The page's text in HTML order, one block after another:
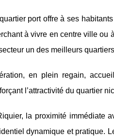
port offre à ses
à vivre en centre ville ou
un des meilleurs
en plein regain,
l’attractivité du quartier
la proximité immédiate
dynamique et pratique.